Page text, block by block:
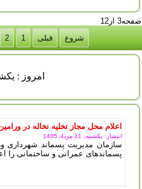
صفحه3 از12
شروع
قبلی 1
2
امروز : يكشنبه 18 مرداد
اعلام محل مجاز تخلیه نخاله در
انتشار: یکشنبه, 11 مرداد 1405
سازمان مدیریت پسماند شهرداری
پسماندهای عمرانی و ساختمانی را